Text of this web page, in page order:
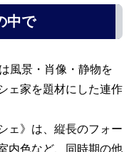
中で
風景・肖像・静物を
ェ家を題材にした連作
ェ》は、縦長のフォー
内色など、同時期の他